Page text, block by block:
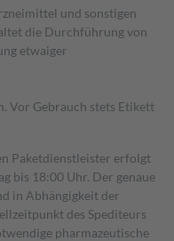
und sonstigen
die Durchführung von
etwaiger
Vor Gebrauch stets Etikett
Paketdienstleister erfolgt
bis 18:00 Uhr. Der genaue
in Abhängigkeit der
des Spediteurs
pharmazeutische